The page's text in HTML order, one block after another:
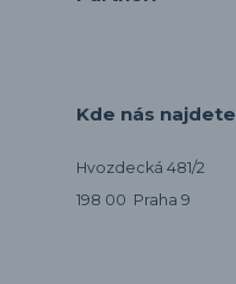
Kde nás najdete
Hvozdecká 481/2
198 00 Praha 9